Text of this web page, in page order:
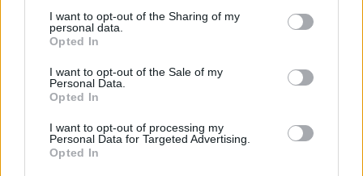
I want to opt-out of the Sharing of my
personal data.
Opted In
I want to opt-out of the Sale of my
Personal Data.
Opted In
I want to opt-out of processing my
Personal Data for Targeted Advertising.
Opted In